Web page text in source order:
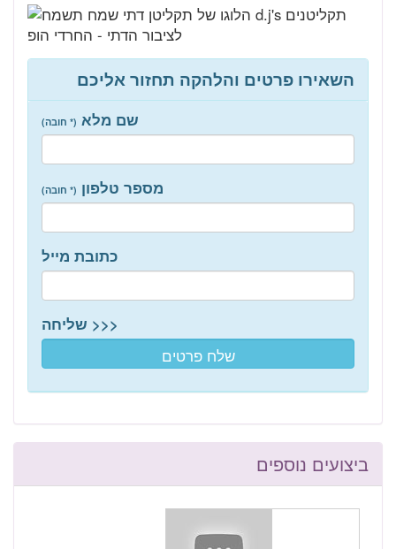
השאירו פרטים והלהקה תחזור אליכם
שם מלא (* חובה)
מספר טלפון (* חובה)
כתובת מייל
שליחה >>>
שלח פרטים
ביצועים נוספים